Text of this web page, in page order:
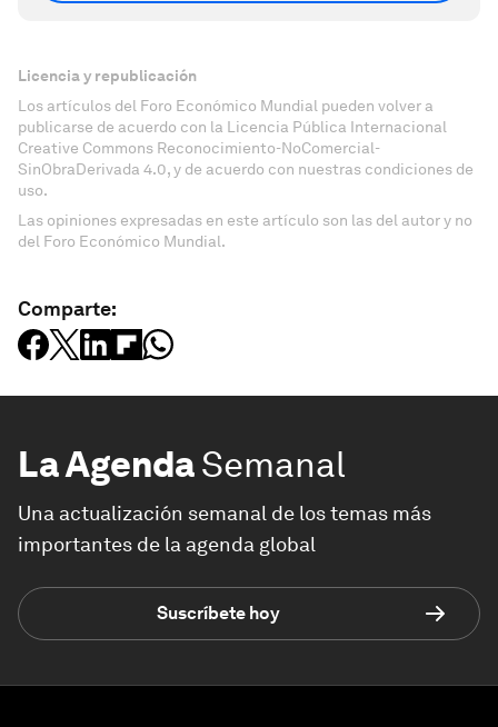
Licencia y republicación
Los artículos del Foro Económico Mundial pueden volver a
publicarse de acuerdo con la Licencia Pública Internacional
Creative Commons Reconocimiento-NoComercial-
SinObraDerivada 4.0, y de acuerdo con nuestras condiciones de
uso.
Las opiniones expresadas en este artículo son las del autor y no
del Foro Económico Mundial.
Comparte:
La AgendaSemanal
Una actualización semanal de los temas más
importantes de la agenda global
Suscríbete hoy